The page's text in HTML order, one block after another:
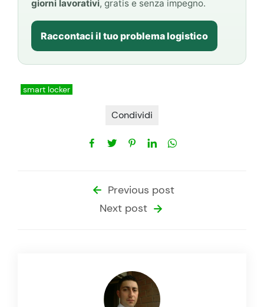
giorni lavorativi, gratis e senza impegno.
Raccontaci il tuo problema logistico
smart locker
Condividi
Previous post
Next post